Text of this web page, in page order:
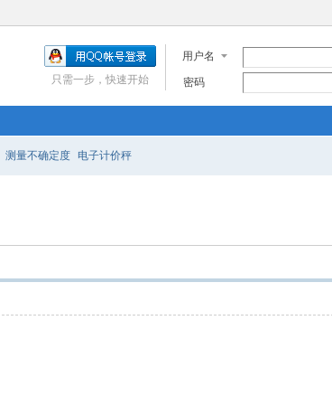
用户名
密码
只需一步，快速开始
测量不确定度 电子计价秤